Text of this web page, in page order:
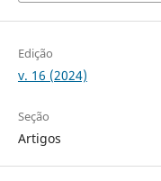
Edição
v. 16 (2024)
Seção
Artigos